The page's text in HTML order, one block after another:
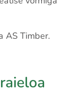
AS Timber.